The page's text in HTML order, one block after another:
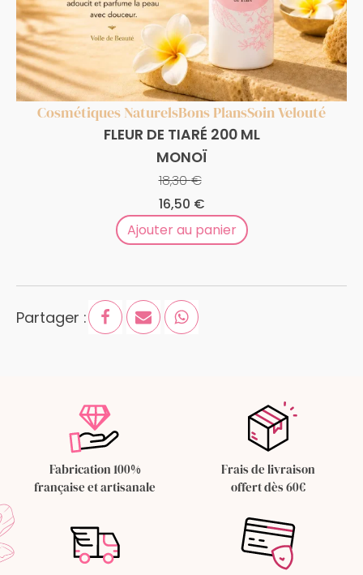
Cosmétiques NaturelsBons PlansSoin Velouté
FLEUR DE TIARÉ 200 ML
MONOÏ
18,30€
Le
prix
initial
18,30 €.
16,50 €Le
prix
actuel
16,50 €.
Ajouter au panier
Partager :
Fabrication 100%
française et artisanale
Frais de livraison
offert dès 60€